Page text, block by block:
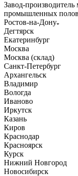
Завод-производитель
промышленных полов
Ростов-на-Дону
Дегтярск
Екатеринбург
Москва
Москва (склад)
Санкт-Петербург
Архангельск
Владимир
Вологда
Иваново
Иркутск
Казань
Киров
Краснодар
Красноярск
Курск
Нижний Новгород
Новосибирск